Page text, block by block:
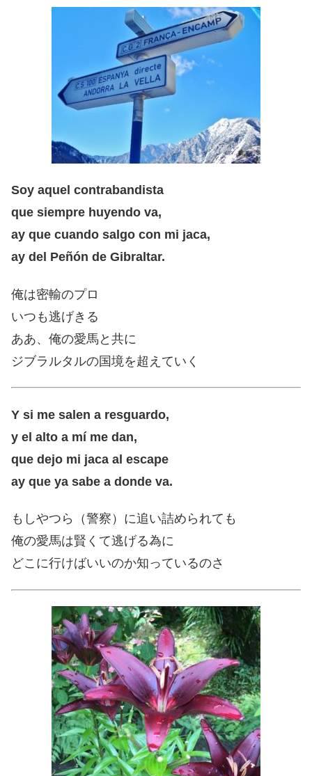
Soy aquel contrabandista
que siempre huyendo va,
ay que cuando salgo con mi jaca,
ay del Peñón de Gibraltar.
俺は密輸のプロ
いつも逃げきる
ああ、俺の愛馬と共に
ジブラルタルの国境を超えていく
Y si me salen a resguardo,
y el alto a mí me dan,
que dejo mi jaca al escape
ay que ya sabe a donde va.
もしやつら（警察）に追い詰められても
俺の愛馬は賢くて逃げる為に
どこに行けばいいのか知っているのさ